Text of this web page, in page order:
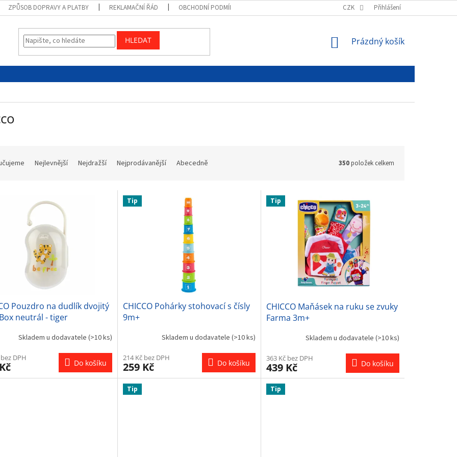
ZPŮSOB DOPRAVY A PLATBY REKLAMAČNÍ ŘÁD OBCHODNÍ PODMÍNKY PODMÍNKY OCHRANY OSOBNÍCH ÚDAJŮ
CZK Přihlášení
HLEDAT
NÁKUPNÍ
Prázdný košík
Nejlevnější Nejdražší Nejprodávanější Abecedně 350položek celkem
Pouzdro na dudlík dvojitý
neutrál - tiger
Skladem u dodavatele (>10 ks)
DPH
Do košíku
Tip
CHICCO Pohárky stohovací s čísly
9m+
Skladem u dodavatele (>10 ks)
214 Kč bez DPH
259 Kč Do košíku
Tip
CHICCO Maňásek na ruku se zvuky
Farma 3m+
Skladem u dodavatele (>10 ks)
363 Kč bez DPH
439 Kč Do košíku
Tip Tip